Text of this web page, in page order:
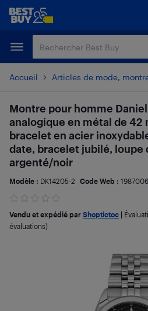
Passer
principal
Passer
Accueil Articles de mode,
Montre pour homme
analogique en métal de 42
bracelet en acier
date, bracelet jubilé, loupe
argenté/noir
Modèle : DK14205-2 Code Web :
Vendu et expédié par Shoptictoc
évaluations)